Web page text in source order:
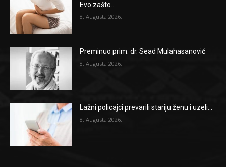
Evo zašto...
8. Augusta 2026.
Preminuo prim. dr. Sead Mulahasanović
8. Augusta 2026.
Lažni policajci prevarili stariju ženu i uzeli...
8. Augusta 2026.